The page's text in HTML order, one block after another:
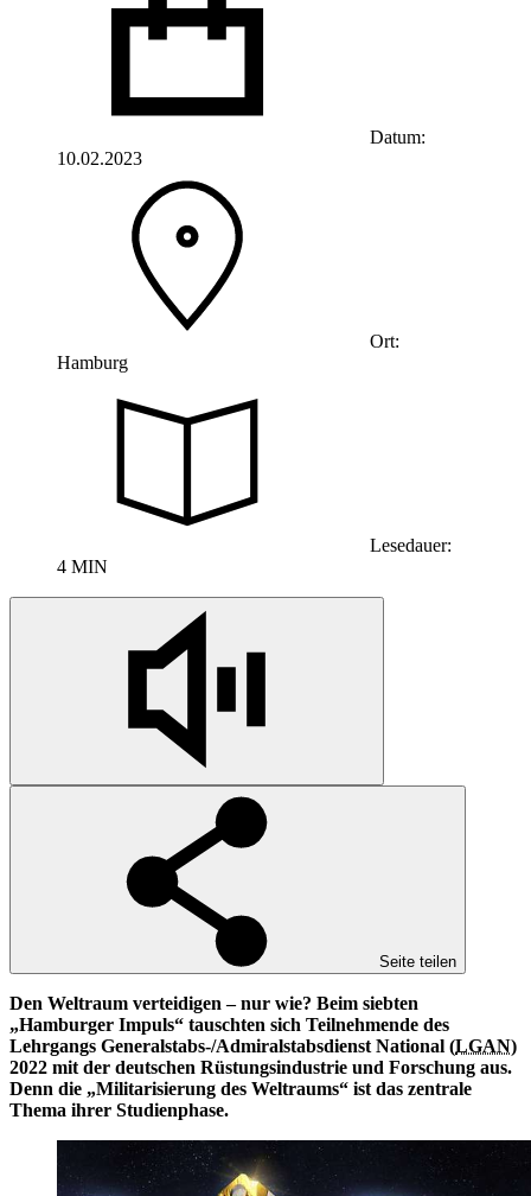
Datum:
10.02.2023
Ort:
Hamburg
Lesedauer:
4 MIN
Seite teilen
Den Weltraum verteidigen – nur wie? Beim siebten
„Hamburger Impuls“ tauschten sich Teilnehmende des
Lehrgangs Generalstabs-/Admiralstabsdienst National (LGAN)
2022 mit der deutschen Rüstungsindustrie und Forschung aus.
Denn die „Militarisierung des Weltraums“ ist das zentrale
Thema ihrer Studienphase.